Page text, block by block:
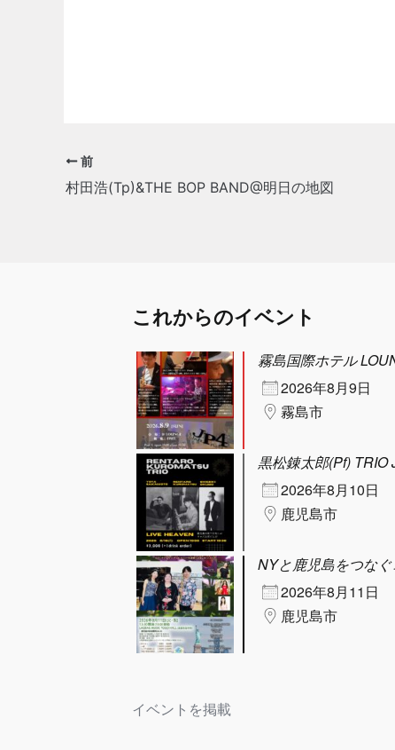
前
村田浩(Tp)&THE BOP BAND@明日の地図
これからのイベント
霧島国際ホテル
2026年8月9日
霧島市
黒松錬太郎(Pf) TRIO
2026年8月10日
鹿児島市
NYと鹿児島をつなぐ
2026年8月11日
鹿児島市
イベントを掲載